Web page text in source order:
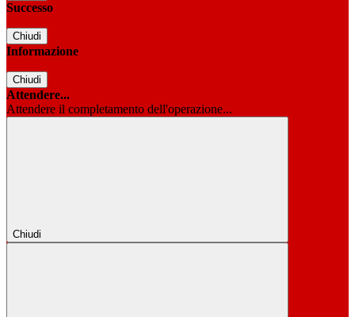
Successo
Chiudi
Informazione
Chiudi
Attendere...
Attendere il completamento dell'operazione...
Chiudi